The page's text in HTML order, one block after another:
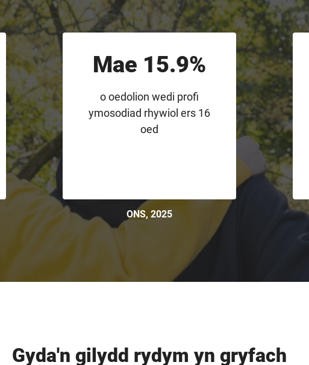
Mae 15.9%
o oedolion wedi profi
ymosodiad rhywiol ers 16
oed
ONS, 2025
Gyda'n gilydd rydym yn gryfach